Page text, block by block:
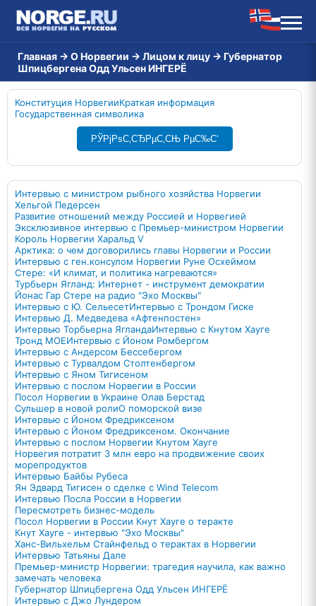
Главная → О Норвегии → Лицом к лицу → Губернатор
Шпицбергена Одд Ульсен ИНГЕРЁ
Конституция НорвегииКраткая информация
Государственная символика
РЎРјРѕС‚СЂРµС‚СЊ РµС‰С‘
Интервью с министром рыбного хозяйства Норвегии
Хельгой Педерсен
Развитие отношений между Россией и Норвегией
Эксклюзивное интервью с Премьер-министром Норвегии
Король Норвегии Харальд V
Арктика: о чем договорились главы Норвегии и России
Интервью с ген.консулом Норвегии Руне Осхеймом
Стере: «И климат, и политика нагреваются»
Турбьерн Ягланд: Интернет - инструмент демократии
Йонас Гар Стере на радио "Эхо Москвы"
Интервью с Ю. СельесетИнтервью с Трондом Гиске
Интервью Д. Медведева «Афтенпостен»
Интервью Торбьерна ЯгландаИнтервью с Кнутом Хауге
Тронд МОЕИнтервью с Йоном Ромбергом
Интервью с Андерсом Бессебергом
Интервью с Турвалдом Столтенбергом
Интервью с Яном Тигисеном
Интервью с послом Норвегии в России
Посол Норвегии в Украине Олав Берстад
Сульшер в новой ролиО поморской визе
Интервью с Йоном Фредриксеном
Интервью с Йоном Фредриксеном. Окончание
Интервью с послом Норвегии Кнутом Хауге
Норвегия потратит 3 млн евро на продвижение своих
морепродуктов
Интервью Байбы Рубеса
Ян Эдвард Тигисен о сделке с Wind Telecom
Интервью Посла России в Норвегии
Пересмотреть бизнес-модель
Посол Норвегии в России Кнут Хауге о теракте
Кнут Хауге - интервью "Эхо Москвы"
Ханс-Вильхельм Стайнфельд о терактах в Норвегии
Интервью Татьяны Дале
Премьер-министр Норвегии: трагедия научила, как важно
замечать человека
Губернатор Шпицбергена Одд Ульсен ИНГЕРЁ
Интервью с Джо Лундером